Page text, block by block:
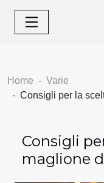
Home
Varie
Consigli per la
Consigli
maglione